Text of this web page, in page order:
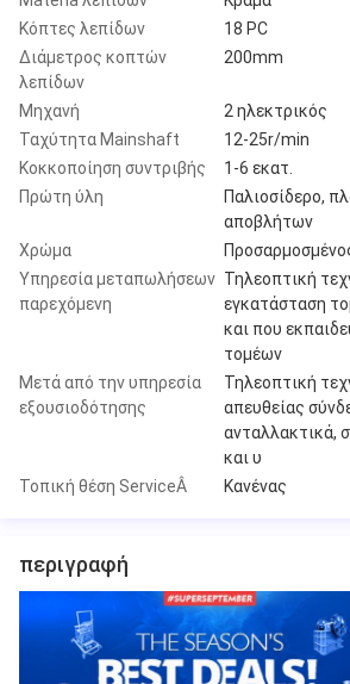
Κόπτες λεπίδων
18 PC
Διάμετρος κοπτών
λεπίδων
200mm
Μηχανή
2 ηλεκτρικός
Ταχύτητα Mainshaft
12-25r/min
Κοκκοποίηση συντριβής
1-6 εκατ.
Πρώτη ύλη
Παλιοσίδερο,
αποβλήτων
Χρώμα
Υπηρεσία μεταπωλήσεων
παρεχόμενη
Τηλεοπτική
εγκατάσταση
και που
τομέων
Μετά από την υπηρεσία
εξουσιοδότησης
Τηλεοπτική
απευθείας
ανταλλακτικά,
και υ
Τοπική θέση ServiceÂ
Κανένας
περιγραφή